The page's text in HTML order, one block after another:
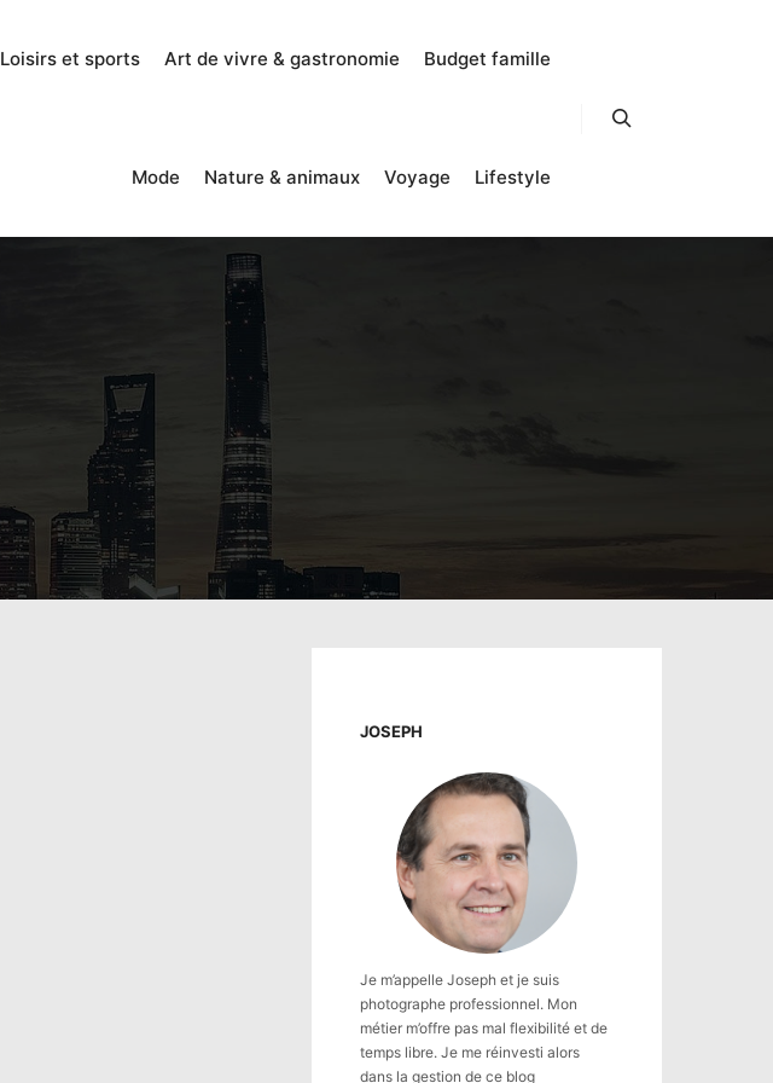
Loisirs et sports Art de vivre & gastronomie Budget famille
Mode Nature & animaux Voyage Lifestyle
JOSEPH
Je m’appelle Joseph et je suis
photographe professionnel. Mon
métier m’offre pas mal flexibilité et de
temps libre. Je me réinvesti alors
dans la gestion de ce blog